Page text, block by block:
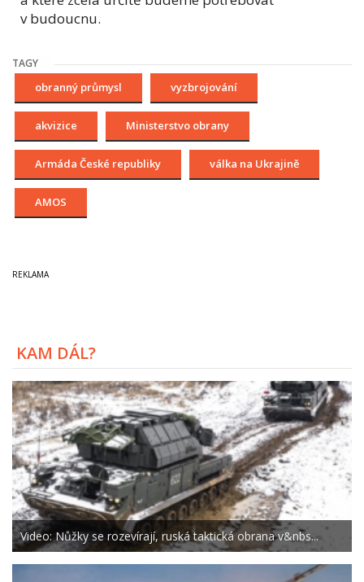
v budoucnu.
TAGY
obranný průmysl vyzbrojování
akvizice Ministerstvo obrany
Armáda České republiky válka na Ukrajině
AMOS
KAM DÁL?
Video: Nůžky se rozevírají, ruská taktická obrana v&nbs...